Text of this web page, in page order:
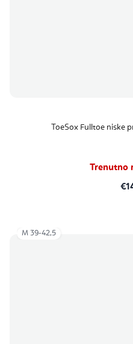
ToeSox Fulltoe niske
Trenutno
M 39-42,5